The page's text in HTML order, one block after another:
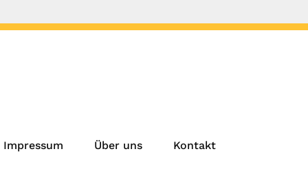
Impressum Über uns Kontakt